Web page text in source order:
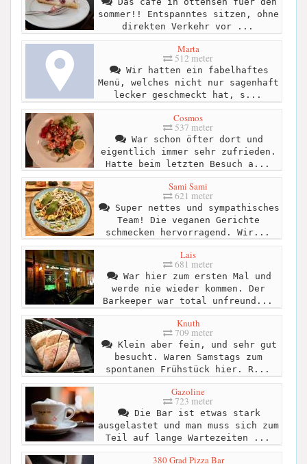
sommer!! Entspanntes sitzen, ohne
direkten Verkehr vor ...
Marta
512 meter
Wir hatten ein fabelhaftes
Menü, welches nicht nur sagenhaft
lecker geschmeckt hat, s...
Cosmos
537 meter
War schon öfter dort und
eigentlich immer sehr zufrieden.
Hatte beim letzten Besuch a...
Sami Sami
621 meter
Super nettes und sympathisches
Team! Die veganen Gerichte
schmecken hervorragend. Wir...
Lais
681 meter
War hier zum ersten Mal und
werde nie wieder kommen. Der
Barkeeper war total unfreund...
Knuth
709 meter
Klein aber fein, und sehr gut
besucht. Waren Samstags zum
spontanen Frühstück hier. R...
Gazoline
723 meter
Die Bar ist etwas stark
ausgelastet und man muss sich zum
Teil auf lange Wartezeiten ...
380 Grad Pizza Bar